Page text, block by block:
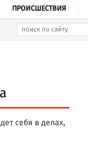
ПРОИСШЕСТВИЯ
себя в делах,